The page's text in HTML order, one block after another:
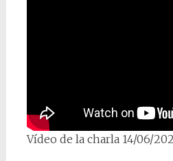
Vídeo de la charla 14/06/